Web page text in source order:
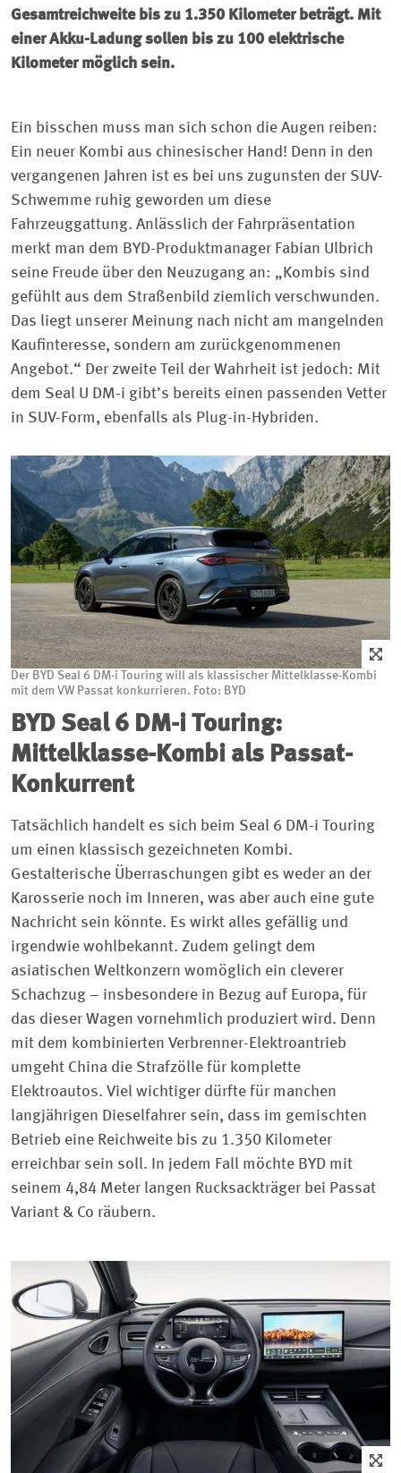
Gesamtreichweite bis zu 1.350 Kilometer beträgt. Mit
einer Akku-Ladung sollen bis zu 100 elektrische
Kilometer möglich sein.
Ein bisschen muss man sich schon die Augen reiben:
Ein neuer Kombi aus chinesischer Hand! Denn in den
vergangenen Jahren ist es bei uns zugunsten der SUV-
Schwemme ruhig geworden um diese
Fahrzeuggattung. Anlässlich der Fahrpräsentation
merkt man dem BYD-Produktmanager Fabian Ulbrich
seine Freude über den Neuzugang an: „Kombis sind
gefühlt aus dem Straßenbild ziemlich verschwunden.
Das liegt unserer Meinung nach nicht am mangelnden
Kaufinteresse, sondern am zurückgenommenen
Angebot.“ Der zweite Teil der Wahrheit ist jedoch: Mit
dem Seal U DM-i gibt’s bereits einen passenden Vetter
in SUV-Form, ebenfalls als Plug-in-Hybriden.
Der BYD Seal 6 DM-i Touring will als klassischer Mittelklasse-Kombi
mit dem VW Passat konkurrieren. Foto: BYD
BYD Seal 6 DM-i Touring:
Mittelklasse-Kombi als Passat-
Konkurrent
Tatsächlich handelt es sich beim Seal 6 DM-i Touring
um einen klassisch gezeichneten Kombi.
Gestalterische Überraschungen gibt es weder an der
Karosserie noch im Inneren, was aber auch eine gute
Nachricht sein könnte. Es wirkt alles gefällig und
irgendwie wohlbekannt. Zudem gelingt dem
asiatischen Weltkonzern womöglich ein cleverer
Schachzug – insbesondere in Bezug auf Europa, für
das dieser Wagen vornehmlich produziert wird. Denn
mit dem kombinierten Verbrenner-Elektroantrieb
umgeht China die Strafzölle für komplette
Elektroautos. Viel wichtiger dürfte für manchen
langjährigen Dieselfahrer sein, dass im gemischten
Betrieb eine Reichweite bis zu 1.350 Kilometer
erreichbar sein soll. In jedem Fall möchte BYD mit
seinem 4,84 Meter langen Rucksackträger bei Passat
Variant & Co räubern.